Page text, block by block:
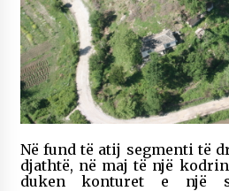
Në fund të atij segmenti të
djathtë, në maj të një
duken konturet e një